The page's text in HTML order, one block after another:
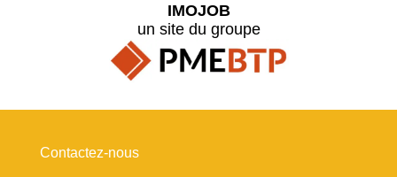
IMOJOB
un site du groupe
Contactez-nous